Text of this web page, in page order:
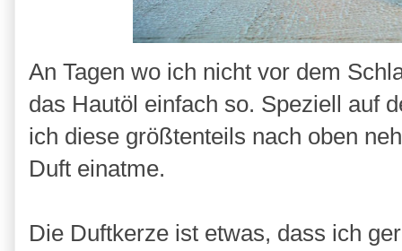
An Tagen wo ich nicht vor dem
das Hautöl einfach so. Speziell auf
ich diese größtenteils nach oben
Duft einatme.
Die Duftkerze ist etwas, dass ich